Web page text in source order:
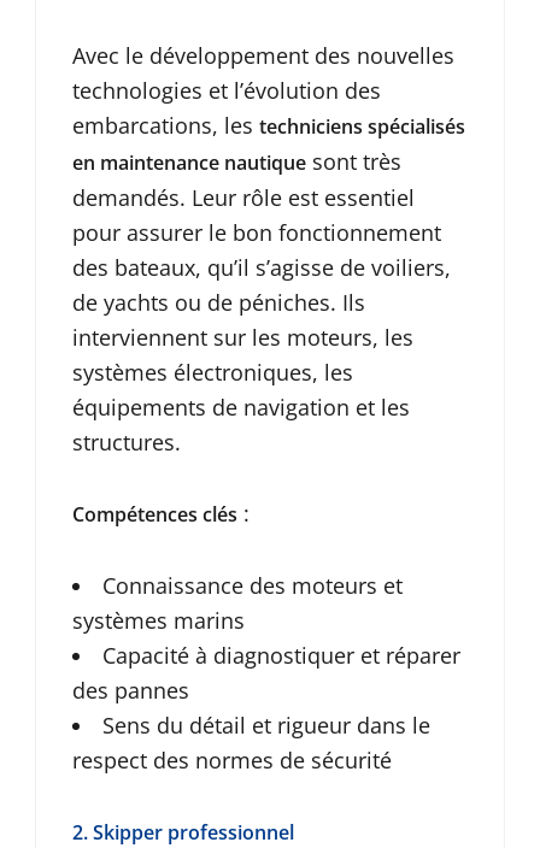
Avec le développement des nouvelles
technologies et l’évolution des
embarcations, les techniciens spécialisés
en maintenance nautique sont très
demandés. Leur rôle est essentiel
pour assurer le bon fonctionnement
des bateaux, qu’il s’agisse de voiliers,
de yachts ou de péniches. Ils
interviennent sur les moteurs, les
systèmes électroniques, les
équipements de navigation et les
structures.
Compétences clés :
Connaissance des moteurs et
systèmes marins
Capacité à diagnostiquer et réparer
des pannes
Sens du détail et rigueur dans le
respect des normes de sécurité
2. Skipper professionnel